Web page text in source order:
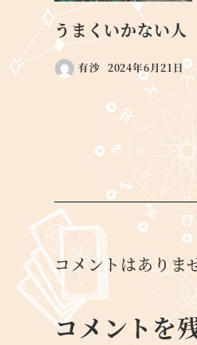
うまくいかない人
有沙 2024年6月21日
コメントはありま
コメントを